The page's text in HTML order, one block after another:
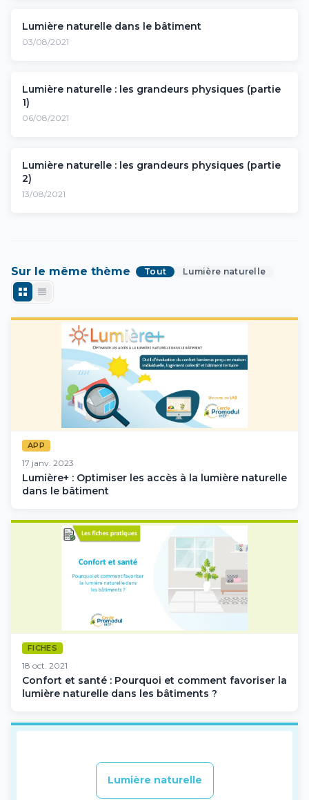
Lumière naturelle dans le bâtiment
03/08/2021
Lumière naturelle : les grandeurs physiques (partie
1)
06/08/2021
Lumière naturelle : les grandeurs physiques (partie
2)
13/08/2021
Sur le même thème Tout Lumière naturelle
APP
17 janv. 2023
Lumière+ : Optimiser les accès à la lumière naturelle
dans le bâtiment
FICHES
18 oct. 2021
Confort et santé : Pourquoi et comment favoriser la
lumière naturelle dans les bâtiments ?
Lumière naturelle